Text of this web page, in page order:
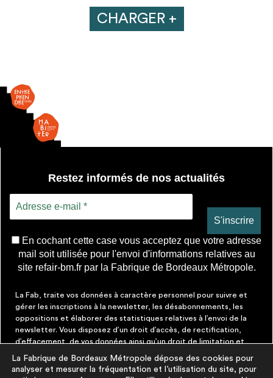
CHARGER +
Restez informés de nos actualités
En cochant cette case vous acceptez que votre adresse
mail soit utilisée pour l'envoi d'informations relatives au
site refair-bm.fr par la Fabrique de Bordeaux Métropole.
La Fab, traite vos données à caractère personnel pour suivre et
gérer les inscriptions à la newsletter, les désabonnements, les
oppositions et élaborer des statistiques relatives à l’envoi de la
newsletter. Vous disposez d’un droit d’accès, de rectification,
d’effacement, de vos données ainsi qu’un droit de limitation et
moment faire cesser ces communications en cliquant sur le lien de
désinscription figurant dans chaque message. Vous pouvez
La Fabrique de Bordeaux Métropole dépose des cookies pour
analyser et mesurer la fréquentation et l’utilisation du site, pour